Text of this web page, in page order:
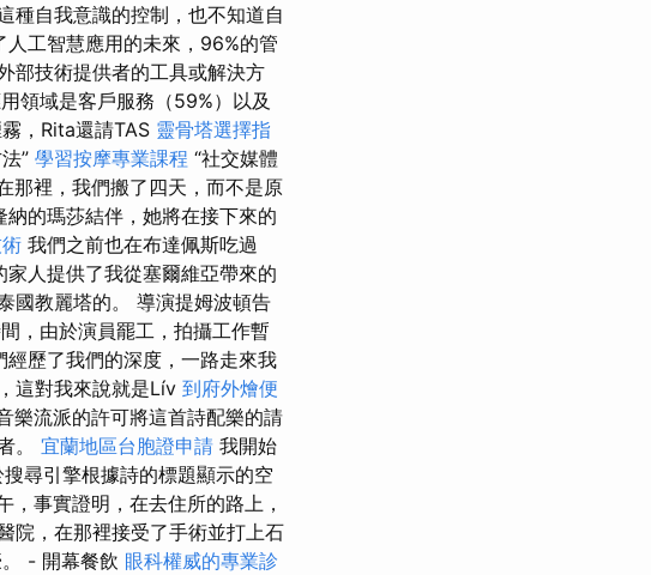
種自我意識的控制，也不知道自
工智慧應用的未來，96%的管
部技術提供者的工具或解決方
領域是客戶服務（59%）以及
，Rita還請TAS 靈骨塔選擇指
” 學習按摩專業課程 “社交媒體
那裡，我們搬了四天，而不是原
的瑪莎結伴，她將在接下來的
我們之前也在布達佩斯吃過
人提供了我從塞爾維亞帶來的
國教麗塔的。 導演提姆波頓告
，由於演員罷工，拍攝工作暫
歷了我們的深度，一路走來我
這對我來說就是Lív 到府外燴便
樂流派的許可將這首詩配樂的請
。 宜蘭地區台胞證申請 我開始
尋引擎根據詩的標題顯示的空
，事實證明，在去住所的路上，
院，在那裡接受了手術並打上石
- 開幕餐飲 眼科權威的專業診